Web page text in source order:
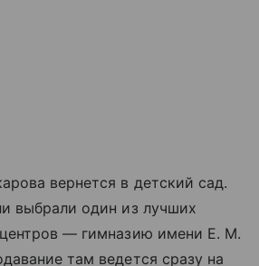
вернется в детский сад.
выбрали один из лучших
— гимназию имени Е. М.
там ведется сразу на